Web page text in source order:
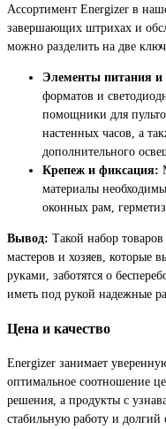
Ассортимент Energizer в
завершающих штрихах и
можно разделить на две
Элементы питания и
форматов и
помощники для
настенных часов, а
дополнительного
Крепеж и фиксация:
материалы
оконных рам,
Вывод: Такой набор
мастеров и хозяев, которые
руками, заботятся о
иметь под рукой надежные
Цена и качество
Energizer занимает
оптимальное соотношение
решения, а продукты с
стабильную работу и долгий